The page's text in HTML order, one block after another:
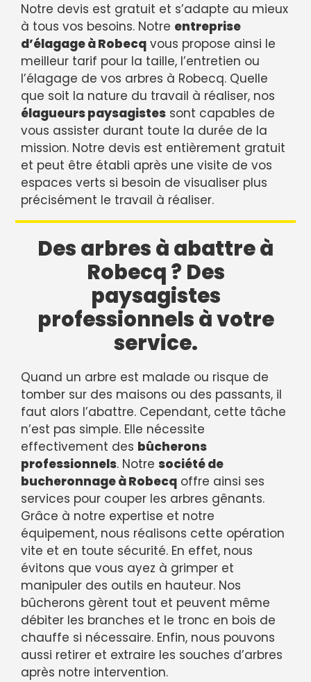
Notre devis est gratuit et s’adapte au mieux
à tous vos besoins. Notre entreprise
d’élagage à Robecq vous propose ainsi le
meilleur tarif pour la taille, l’entretien ou
l’élagage de vos arbres à Robecq. Quelle
que soit la nature du travail à réaliser, nos
élagueurs paysagistes sont capables de
vous assister durant toute la durée de la
mission. Notre devis est entièrement gratuit
et peut être établi après une visite de vos
espaces verts si besoin de visualiser plus
précisément le travail à réaliser.
Des arbres à abattre à
Robecq ? Des
paysagistes
professionnels à votre
service.
Quand un arbre est malade ou risque de
tomber sur des maisons ou des passants, il
faut alors l’abattre. Cependant, cette tâche
n’est pas simple. Elle nécessite
effectivement des bûcherons
professionnels. Notre société de
bucheronnage à Robecq offre ainsi ses
services pour couper les arbres gênants.
Grâce à notre expertise et notre
équipement, nous réalisons cette opération
vite et en toute sécurité. En effet, nous
évitons que vous ayez à grimper et
manipuler des outils en hauteur. Nos
bûcherons gèrent tout et peuvent même
débiter les branches et le tronc en bois de
chauffe si nécessaire. Enfin, nous pouvons
aussi retirer et extraire les souches d’arbres
après notre intervention.